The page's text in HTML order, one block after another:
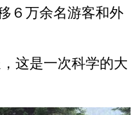
６万余名游客和外
这是一次科学的大